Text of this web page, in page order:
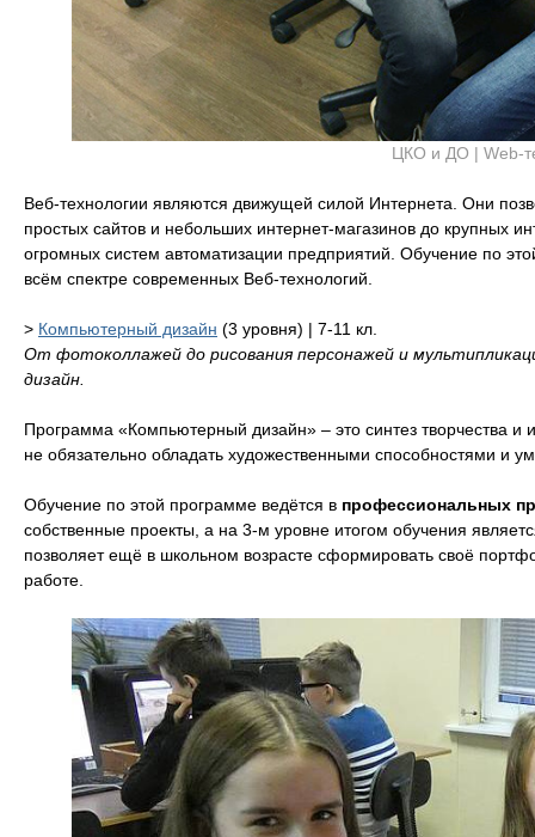
ЦКО и ДО | Web-
Веб-технологии являются движущей силой Интернета. Они
простых сайтов и небольших интернет-магазинов до крупных
огромных систем автоматизации предприятий. Обучение по
всём спектре современных Веб-технологий.
> Компьютерный дизайн (3 уровня) | 7-11 кл.
От фотоколлажей до рисования персонажей и
дизайн.
Программа «Компьютерный дизайн» – это синтез творчества
не обязательно обладать художественными способностями и
Обучение по этой программе ведётся в профессиональных
собственные проекты, а на 3-м уровне итогом обучения
позволяет ещё в школьном возрасте сформировать своё
работе.